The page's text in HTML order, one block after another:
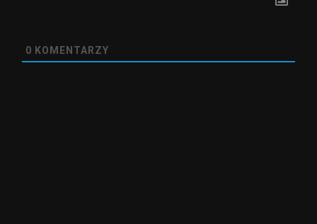
0 KOMENTARZY